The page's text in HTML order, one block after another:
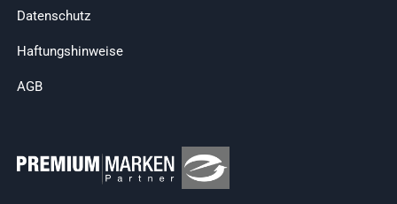
Datenschutz
Haftungshinweise
AGB